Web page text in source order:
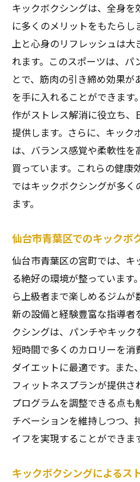
キックボクシングは、全身
に多くのメリットをもたらし
上と心身のリフレッシュは大
れます。このスポーツは、パ
とで、筋肉の引き締め効果が
を手に入れることができます
作がストレス解消に役立ち、
提供します。さらに、キッ
は、バランス感覚や柔軟性
買っています。これらの健康
ではキックボクシングが多
ます。
仙台市青葉区でのキックボ
仙台市青葉区の宮町では、キ
る絶好の環境が整っています
ら上級者まで楽しめるジム
新の設備と経験豊富な指導者
クシングは、パンチやキック
短時間で多くのカロリーを消
ダイエットに最適です。また
フィットネスプランが提供
プログラムを調整できる点も
チベーションを維持しつつ、
イフを実現することができま
キックボクシングによるス